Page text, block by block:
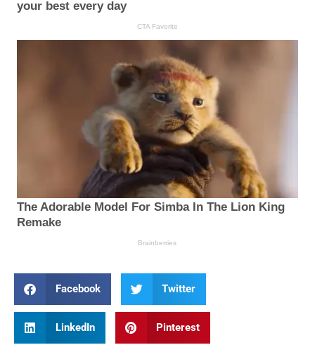
Facebook Twitter
LinkedIn Pinterest